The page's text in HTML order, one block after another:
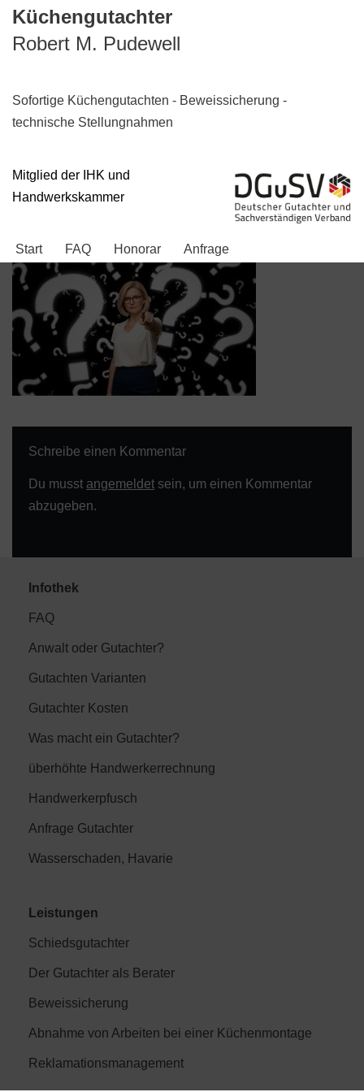
Zum
Küchengutachter
Robert M. Pudewell
Sofortige Küchengutachten - Beweissicherung -
technische Stellungnahmen
Mitglied der IHK und
Handwerkskammer
Start FAQ Honorar Anfrage
Schreibe einen Kommentar
Du musst angemeldet sein, um einen Kommentar
abzugeben.
Infothek
FAQ
Anwalt oder Gutachter?
Gutachten Varianten
Gutachter Kosten
Was macht ein Gutachter?
überhöhte Handwerkerrechnung
Handwerkerpfusch
Anfrage Gutachter
Wasserschaden, Havarie
Leistungen
Schiedsgutachter
Der Gutachter als Berater
Beweissicherung
Abnahme von Arbeiten bei einer Küchenmontage
Reklamationsmanagement